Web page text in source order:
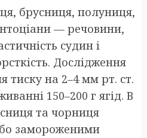
брусниця, полуниця,
— речовини,
судин і
Дослідження
тиску на 2–4 мм рт. ст.
150–200 г ягід. В
та чорниця
замороженими